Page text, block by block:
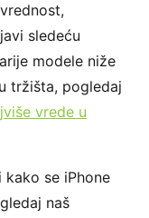
sledeću
modele niže
tržišta, pogledaj
vrede u
se iPhone
naš